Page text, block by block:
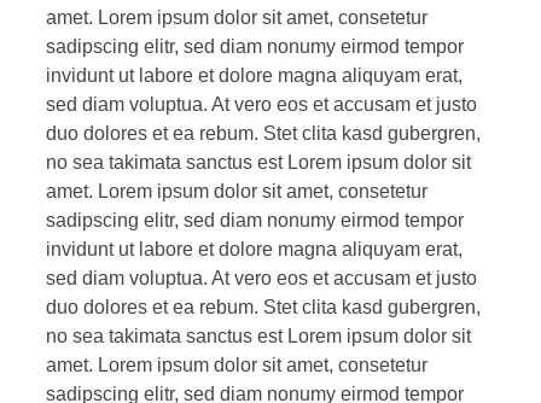
amet. Lorem ipsum dolor sit amet, consetetur
sadipscing elitr, sed diam nonumy eirmod tempor
invidunt ut labore et dolore magna aliquyam erat,
sed diam voluptua. At vero eos et accusam et justo
duo dolores et ea rebum. Stet clita kasd gubergren,
no sea takimata sanctus est Lorem ipsum dolor sit
amet. Lorem ipsum dolor sit amet, consetetur
sadipscing elitr, sed diam nonumy eirmod tempor
invidunt ut labore et dolore magna aliquyam erat,
sed diam voluptua. At vero eos et accusam et justo
duo dolores et ea rebum. Stet clita kasd gubergren,
no sea takimata sanctus est Lorem ipsum dolor sit
amet. Lorem ipsum dolor sit amet, consetetur
sadipscing elitr, sed diam nonumy eirmod tempor